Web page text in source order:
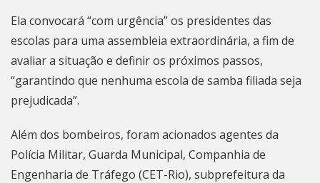
Ela convocará “com urgência” os presidentes das
escolas para uma assembleia extraordinária, a fim de
avaliar a situação e definir os próximos passos,
“garantindo que nenhuma escola de samba filiada seja
prejudicada”.
Além dos bombeiros, foram acionados agentes da
Polícia Militar, Guarda Municipal, Companhia de
Engenharia de Tráfego (CET-Rio), subprefeitura da